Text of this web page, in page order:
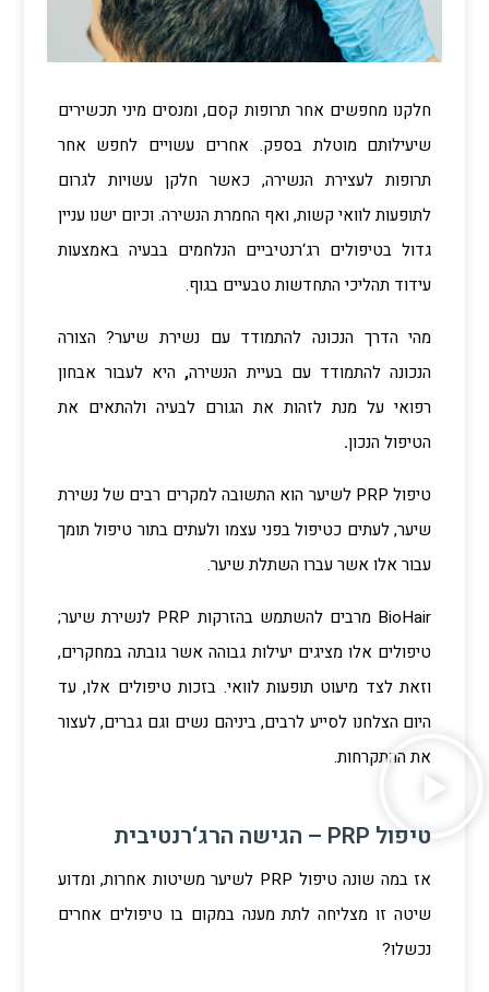
חלקנו מחפשים אחר תרופות קסם, ומנסים מיני תכשירים
שיעילותם מוטלת בספק. אחרים עשויים לחפש אחר
תרופות לעצירת הנשירה, כאשר חלקן עשויות לגרום
לתופעות לוואי קשות, ואף החמרת הנשירה. וכיום ישנו עניין
גדול בטיפולים רג‘רנטיביים הנלחמים בבעיה באמצעות
עידוד תהליכי התחדשות טבעיים בגוף.
מהי הדרך הנכונה להתמודד עם נשירת שיער? הצורה
הנכונה להתמודד עם בעיית הנשירה, היא לעבור אבחון
רפואי על מנת לזהות את הגורם לבעיה ולהתאים את
הטיפול הנכון.
טיפול PRP לשיער הוא התשובה למקרים רבים של נשירת
שיער, לעתים כטיפול בפני עצמו ולעתים בתור טיפול תומך
עבור אלו אשר עברו השתלת שיער.
BioHair מרבים להשתמש בהזרקות PRP לנשירת שיער;
טיפולים אלו מציגים יעילות גבוהה אשר גובתה במחקרים,
וזאת לצד מיעוט תופעות לוואי. בזכות טיפולים אלו, עד
היום הצלחנו לסייע לרבים, ביניהם נשים וגם גברים, לעצור
את ההתקרחות.
טיפול PRP – הגישה הרג‘רנטיבית
אז במה שונה טיפול PRP לשיער משיטות אחרות, ומדוע
שיטה זו מצליחה לתת מענה במקום בו טיפולים אחרים
נכשלו?